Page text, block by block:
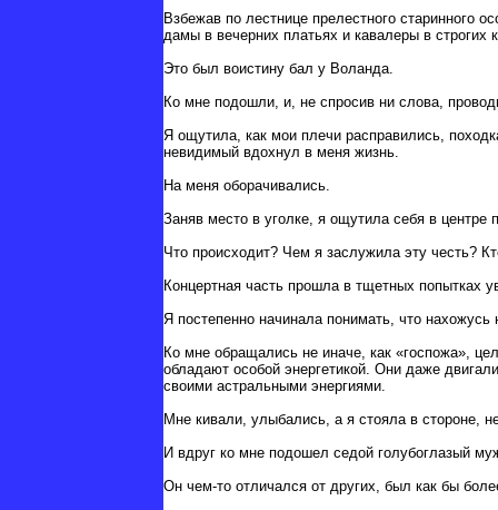
Взбежав по лестнице прелестного старинного
дамы в вечерних платьях и кавалеры в строгих
Это был воистину бал у Воланда.
Ко мне подошли, и, не спросив ни слова,
Я ощутила, как мои плечи расправились,
невидимый вдохнул в меня жизнь.
На меня оборачивались.
Заняв место в уголке, я ощутила себя в центре
Что происходит? Чем я заслужила эту честь?
Концертная часть прошла в тщетных попытках
Я постепенно начинала понимать, что
Ко мне обращались не иначе, как «госпожа»,
обладают особой энергетикой. Они даже
своими астральными энергиями.
Мне кивали, улыбались, а я стояла в стороне,
И вдруг ко мне подошел седой голубоглазый
Он чем-то отличался от других, был как бы